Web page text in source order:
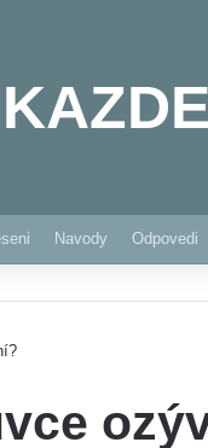
Navody Odpovedi